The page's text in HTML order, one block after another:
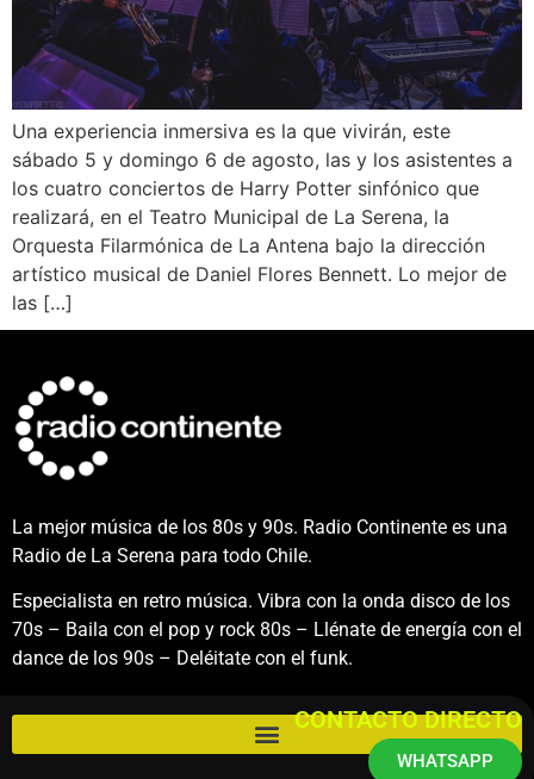
Una experiencia inmersiva es la que vivirán, este
sábado 5 y domingo 6 de agosto, las y los asistentes a
los cuatro conciertos de Harry Potter sinfónico que
realizará, en el Teatro Municipal de La Serena, la
Orquesta Filarmónica de La Antena bajo la dirección
artístico musical de Daniel Flores Bennett. Lo mejor de
las […]
La mejor música de los 80s y 90s. Radio Continente es una
Radio de La Serena para todo Chile.
Especialista en retro música. Vibra con la onda disco de los
70s – Baila con el pop y rock 80s – Llénate de energía con el
dance de los 90s – Deléitate con el funk.
CONTACTO DIRECTO
WHATSAPP